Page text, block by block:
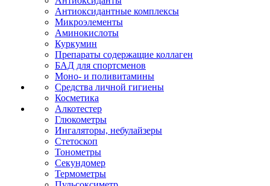
Антиоксидантные комплексы
Микроэлементы
Аминокислоты
Куркумин
Препараты содержащие коллаген
БАД для спортсменов
Моно- и поливитамины
Средства личной гигиены
Косметика
Алкотестер
Глюкометры
Ингаляторы, небулайзеры
Стетоскоп
Тонометры
Секундомер
Термометры